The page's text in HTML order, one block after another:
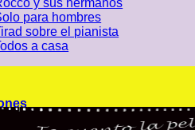
para hombres
sobre el pianista
a casa